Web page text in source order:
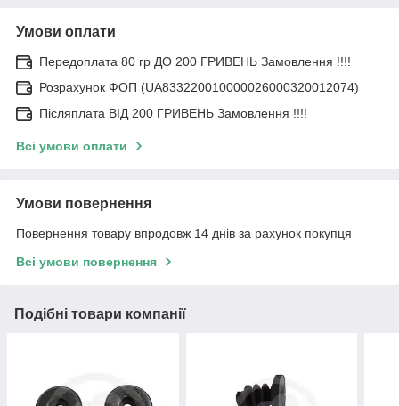
Умови оплати
Передоплата 80 гр ДО 200 ГРИВЕНЬ Замовлення !!!!
Розрахунок ФОП (UA833220010000026000320012074)
Післяплата ВІД 200 ГРИВЕНЬ Замовлення !!!!
Всі умови оплати
Умови повернення
Повернення товару впродовж 14 днів за рахунок покупця
Всі умови повернення
Подібні товари компанії